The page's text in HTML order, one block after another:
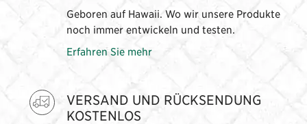
Geboren auf Hawaii. Wo wir unsere Produkte
noch immer entwickeln und testen.
Erfahren Sie mehr
VERSAND UND RÜCKSENDUNG
KOSTENLOS